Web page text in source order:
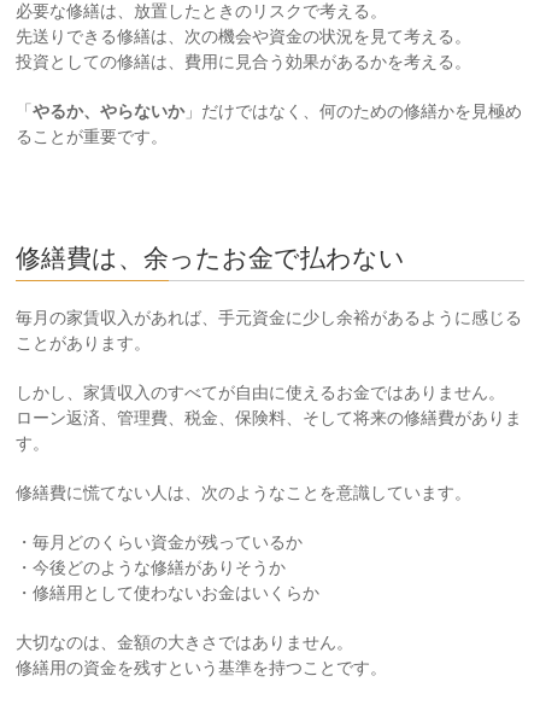
必要な修繕は、放置したときのリスクで考える。
先送りできる修繕は、次の機会や資金の状況を見て考える。
投資としての修繕は、費用に見合う効果があるかを考える。
「やるか、やらないか」だけではなく、何のための修繕かを見極め
ることが重要です。
修繕費は、余ったお金で払わない
毎月の家賃収入があれば、手元資金に少し余裕があるように感じる
ことがあります。
しかし、家賃収入のすべてが自由に使えるお金ではありません。
ローン返済、管理費、税金、保険料、そして将来の修繕費がありま
す。
修繕費に慌てない人は、次のようなことを意識しています。
・毎月どのくらい資金が残っているか
・今後どのような修繕がありそうか
・修繕用として使わないお金はいくらか
大切なのは、金額の大きさではありません。
修繕用の資金を残すという基準を持つことです。